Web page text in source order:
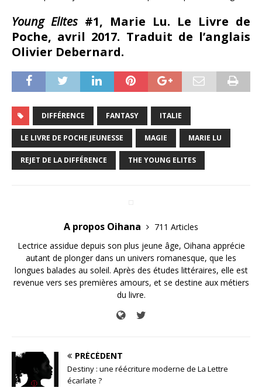
Young Elites #1, Marie Lu. Le Livre de
Poche, avril 2017. Traduit de l’anglais
Olivier Debernard.
DIFFÉRENCE FANTASY ITALIE
LE LIVRE DE POCHE JEUNESSE MAGIE MARIE LU
REJET DE LA DIFFÉRENCE THE YOUNG ELITES
A propos Oihana
711 Articles
Lectrice assidue depuis son plus jeune âge, Oihana apprécie
autant de plonger dans un univers romanesque, que les
longues balades au soleil. Après des études littéraires, elle est
revenue vers ses premières amours, et se destine aux métiers
du livre.
PRÉCÉDENT
Destiny : une réécriture moderne de La Lettre
écarlate ?